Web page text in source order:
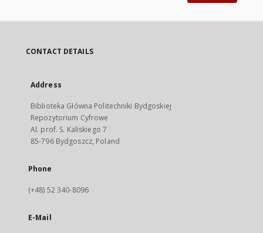
CONTACT DETAILS
Address
Biblioteka Główna Politechniki Bydgoskiej
Repozytorium Cyfrowe
Al. prof. S. Kaliskiego 7
85-796 Bydgoszcz, Poland
Phone
(+48) 52 340-8096
E-Mail